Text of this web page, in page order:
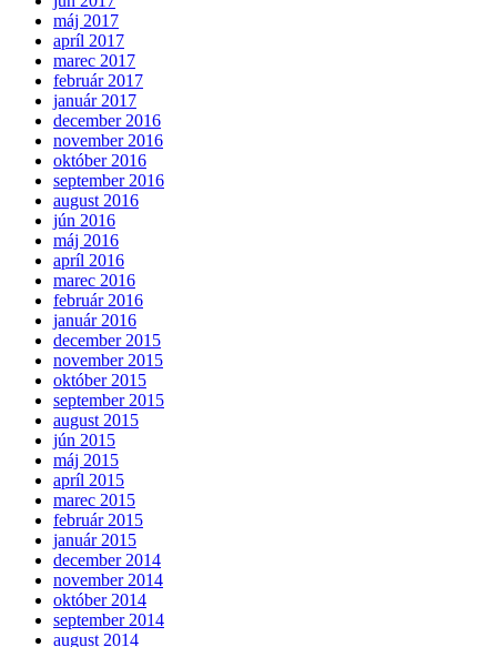
máj 2017
apríl 2017
marec 2017
február 2017
január 2017
december 2016
november 2016
október 2016
september 2016
august 2016
jún 2016
máj 2016
apríl 2016
marec 2016
február 2016
január 2016
december 2015
november 2015
október 2015
september 2015
august 2015
jún 2015
máj 2015
apríl 2015
marec 2015
február 2015
január 2015
december 2014
november 2014
október 2014
september 2014
august 2014